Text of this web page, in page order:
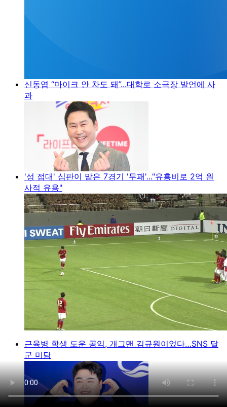
신동엽 “마이크 안 차도 돼”...대학로 소극장 발언에 사
과
'성 접대' 심판이 맡은 7경기 '무패'..."유흥비로 2억 원
사적 유용"
근육병 학생 도운 공익, 개그맨 김규원이었다…SNS 달
군 미담